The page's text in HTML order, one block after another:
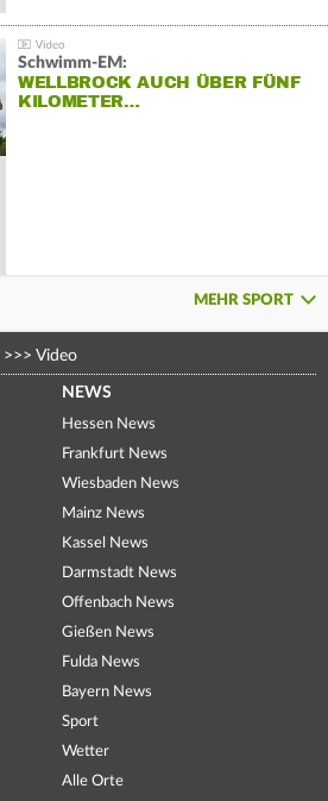
Schwimm-EM:
WELLBROCK AUCH ÜBER FÜNF
KILOMETER…
MEHR SPORT
>>> Video
NEWS
Hessen News
Frankfurt News
Wiesbaden News
Mainz News
Kassel News
Darmstadt News
Offenbach News
Gießen News
Fulda News
Bayern News
Sport
Wetter
Alle Orte